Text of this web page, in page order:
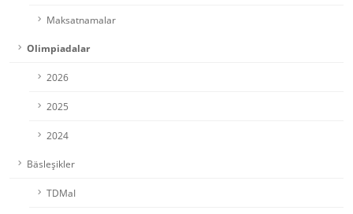
Maksatnamalar
Olimpiadalar
2026
2025
2024
Bäsleşikler
TDMaI